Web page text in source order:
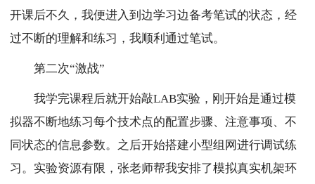
开课后不久，我便进入到边学习边备考笔试的状态，经
过不断的理解和练习，我顺利通过笔试。
第二次“激战”
我学完课程后就开始敲LAB实验，刚开始是通过模
拟器不断地练习每个技术点的配置步骤、注意事项、不
同状态的信息参数。之后开始搭建小型组网进行调试练
习。实验资源有限，张老师帮我安排了模拟真实机架环